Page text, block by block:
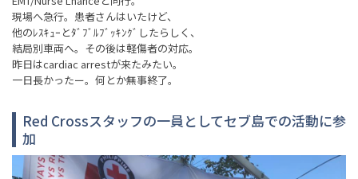
現場へ急行。患者さんはいたけど、
他のﾚｽｷｭｰとﾀﾞﾌﾞﾙﾌﾞｯｷﾝｸﾞしたらしく、
結局別車両へ。その後は軽傷者の対応。
昨日はcardiac arrestが来たみたい。
一日長かったー。何とか無事終了。
Red Crossスタッフの一員としてセブ島での活動に参
加